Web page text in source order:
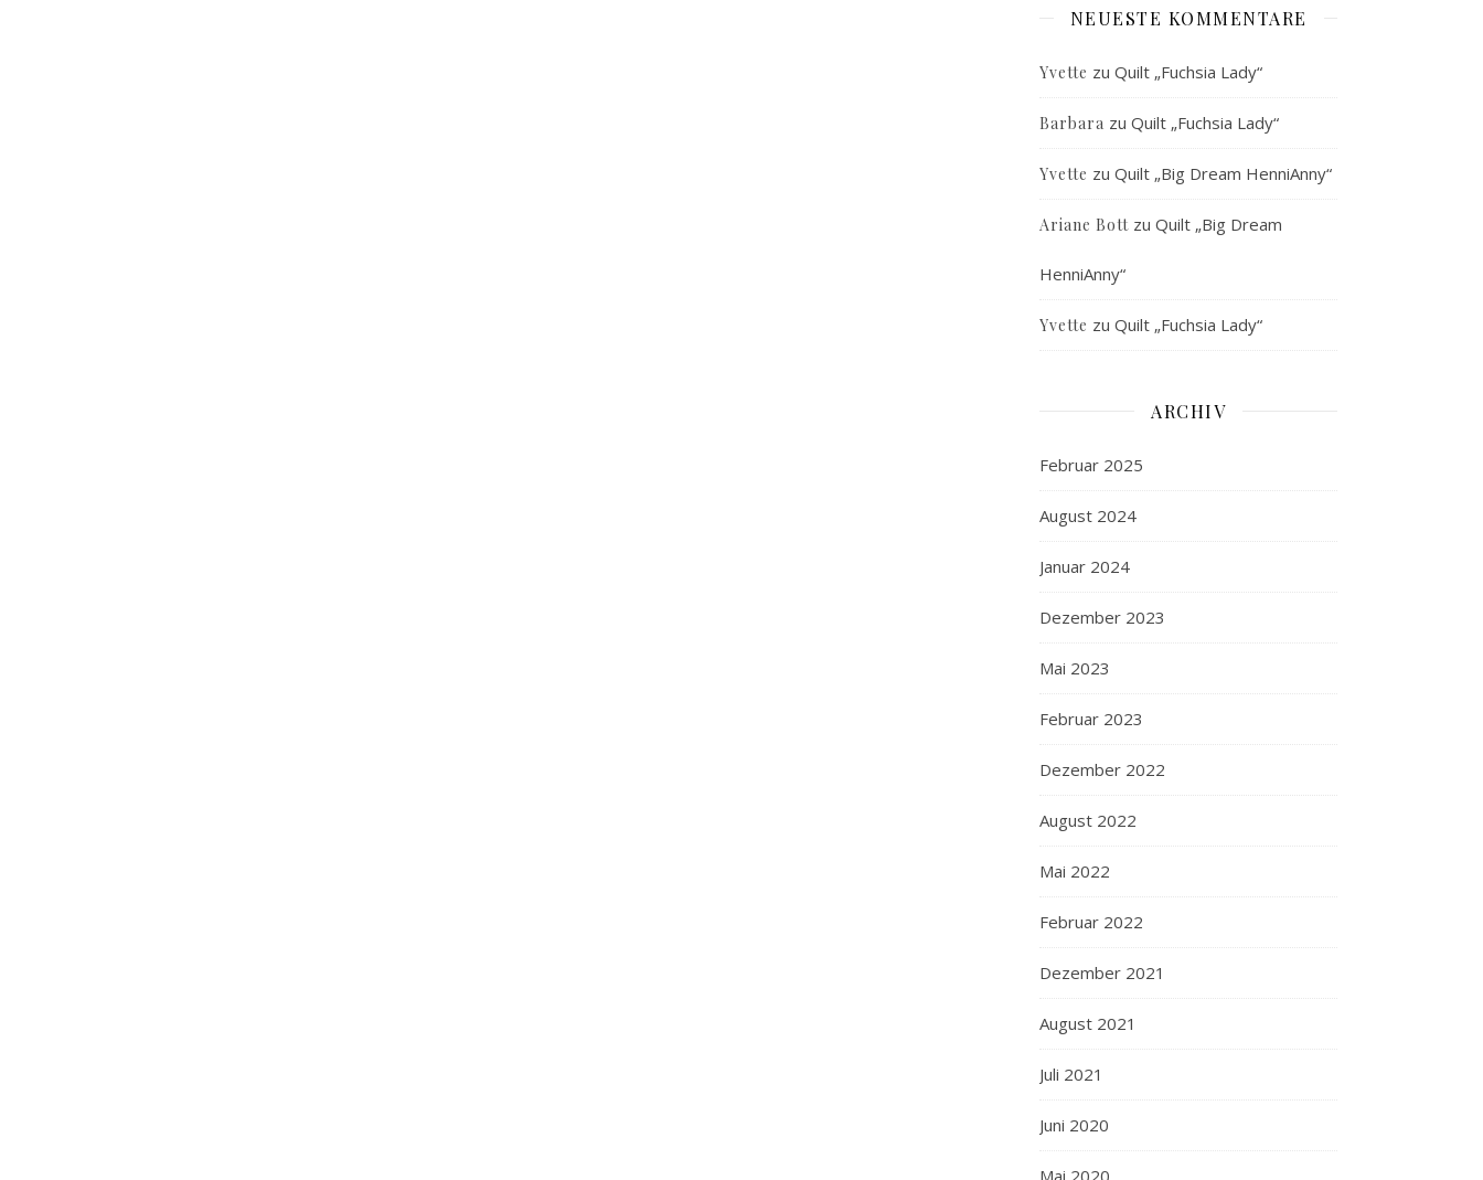
NEUESTE KOMMENTARE
Yvette zu Quilt „Fuchsia Lady“
Barbara zu Quilt „Fuchsia Lady“
Yvette zu Quilt „Big Dream HenniAnny“
Ariane Bott zu Quilt „Big Dream
HenniAnny“
Yvette zu Quilt „Fuchsia Lady“
ARCHIV
Februar 2025
August 2024
Januar 2024
Dezember 2023
Mai 2023
Februar 2023
Dezember 2022
August 2022
Mai 2022
Februar 2022
Dezember 2021
August 2021
Juli 2021
Juni 2020
Mai 2020